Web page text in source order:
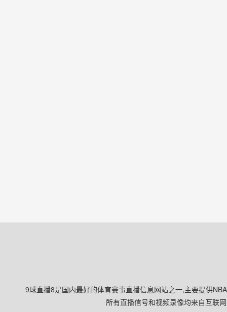
9球直播8是国内最好的体育赛事直播信息网站之一,主要提供
所有直播信号和视频录像均来自互联